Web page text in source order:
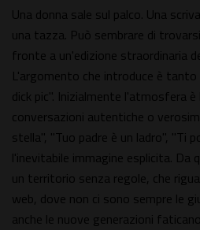
Una donna sale sul palco. Una
una tazza. Può sembrare di
fronte a un'edizione straordinaria
L'argomento che introduce è
dick pic". Inizialmente l'atmosfera
conversazioni autentiche o
stella", "Tuo padre è un ladro", "Ti
l'inevitabile immagine esplicita. Da
un territorio senza regole, che
web, dove non ci sono sempre le
anche le nuove generazioni